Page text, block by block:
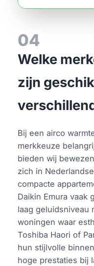
04
Welke
zijn
Bij een airco
merkkeuze
bieden wij
zich in
compacte
Daikin Emura vaak
laag geluidsniveau
woningen waar
Toshiba Haori of
hun stijlvolle
hoge prestaties bij